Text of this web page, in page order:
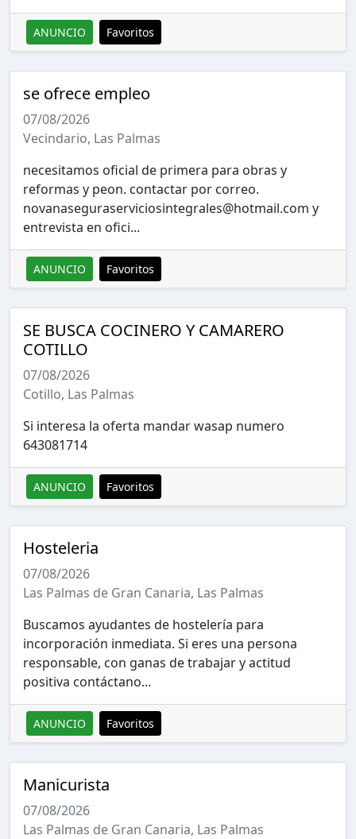
ANUNCIO Favoritos
se ofrece empleo
07/08/2026
Vecindario, Las Palmas
necesitamos oficial de primera para obras y
reformas y peon. contactar por correo.
novanaseguraserviciosintegrales@hotmail.com y
entrevista en ofici...
ANUNCIO Favoritos
SE BUSCA COCINERO Y CAMARERO
COTILLO
07/08/2026
Cotillo, Las Palmas
Si interesa la oferta mandar wasap numero
643081714
ANUNCIO Favoritos
Hosteleria
07/08/2026
Las Palmas de Gran Canaria, Las Palmas
Buscamos ayudantes de hostelería para
incorporación inmediata. Si eres una persona
responsable, con ganas de trabajar y actitud
positiva contáctano...
ANUNCIO Favoritos
Manicurista
07/08/2026
Las Palmas de Gran Canaria, Las Palmas